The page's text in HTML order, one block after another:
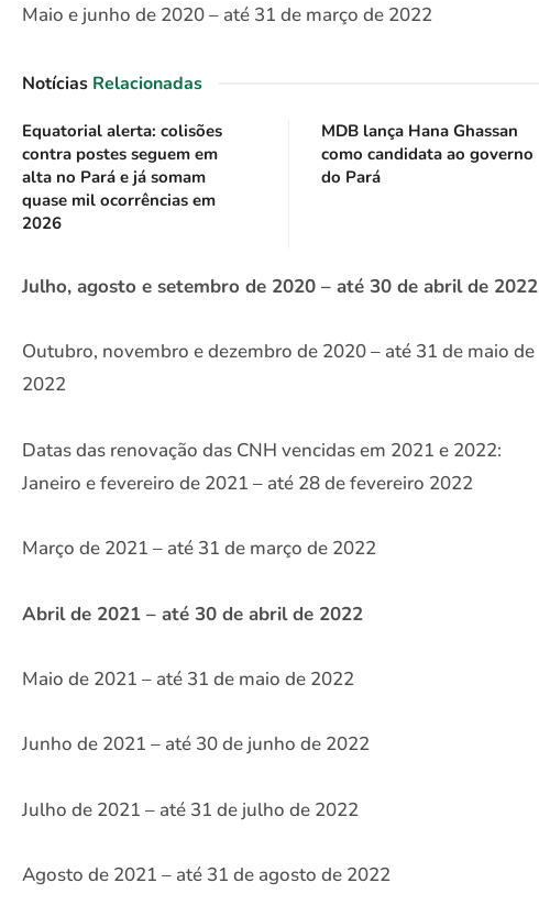
Maio e junho de 2020 – até 31 de março de 2022
Notícias Relacionadas
Equatorial alerta: colisões
contra postes seguem em
alta no Pará e já somam
quase mil ocorrências em
2026
MDB lança Hana Ghassan
como candidata ao governo
do Pará
Julho, agosto e setembro de 2020 – até 30 de abril de 2022
Outubro, novembro e dezembro de 2020 – até 31 de maio de
2022
Datas das renovação das CNH vencidas em 2021 e 2022:
Janeiro e fevereiro de 2021 – até 28 de fevereiro 2022
Março de 2021 – até 31 de março de 2022
Abril de 2021 – até 30 de abril de 2022
Maio de 2021 – até 31 de maio de 2022
Junho de 2021 – até 30 de junho de 2022
Julho de 2021 – até 31 de julho de 2022
Agosto de 2021 – até 31 de agosto de 2022